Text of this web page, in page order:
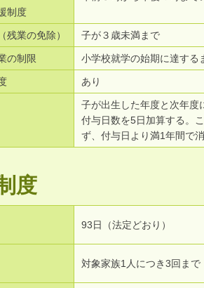
制度
残業の免除） 子が３歳未満まで
の制限 小学校就学の始期に達する
あり
子が出生した年度と次年度
付与日数を5日加算する。
ず、付与日より満1年間で
度
93日（法定どおり）
対象家族1人につき3回まで